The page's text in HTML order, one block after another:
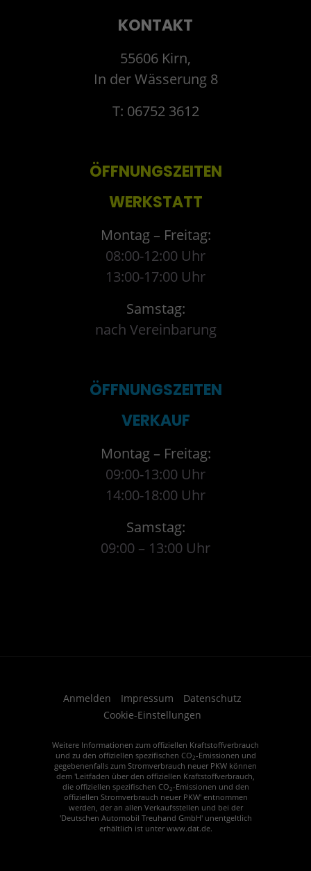
KONTAKT
55606 Kirn,
In der Wässerung 8
T: 06752 3612
ÖFFNUNGSZEITEN
WERKSTATT
Montag – Freitag:
08:00-12:00 Uhr
13:00-17:00 Uhr
Samstag:
nach Vereinbarung
ÖFFNUNGSZEITEN
VERKAUF
Montag – Freitag:
09:00-13:00 Uhr
14:00-18:00 Uhr
Samstag:
09:00 – 13:00 Uhr
Anmelden Impressum
Datenschutz
Cookie-Einstellungen
Weitere Informationen zum offiziellen Kraftstoffverbrauch
und zu den offiziellen spezifischen CO2-Emissionen und
gegebenenfalls zum Stromverbrauch neuer PKW können
dem 'Leitfaden über den offiziellen Kraftstoffverbrauch,
die offiziellen spezifischen CO2-Emissionen und den
offiziellen Stromverbrauch neuer PKW' entnommen
werden, der an allen Verkaufsstellen und bei der
'Deutschen Automobil Treuhand GmbH' unentgeltlich
erhältlich ist unter www.dat.de.